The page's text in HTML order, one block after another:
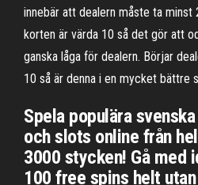
innebär att dealern måste ta minst
korten är värda 10 så det gör att
ganska låga för dealern. Börjar
10 så är denna i en mycket bättre
Spela populära
och slots online från
3000 stycken! Gå med
100 free spins helt